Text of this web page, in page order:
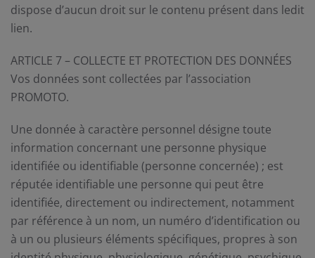
dispose d’aucun droit sur le contenu présent dans ledit
lien.
ARTICLE 7 – COLLECTE ET PROTECTION DES DONNÉES
Vos données sont collectées par l’association
PROMOTO.
Une donnée à caractère personnel désigne toute
information concernant une personne physique
identifiée ou identifiable (personne concernée) ; est
réputée identifiable une personne qui peut être
identifiée, directement ou indirectement, notamment
par référence à un nom, un numéro d’identification ou
à un ou plusieurs éléments spécifiques, propres à son